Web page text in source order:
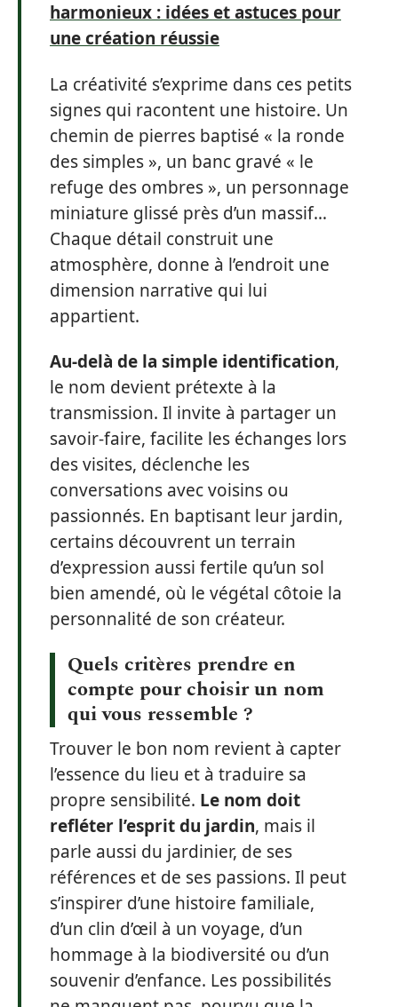
harmonieux : idées et astuces pour
une création réussie
La créativité s’exprime dans ces petits
signes qui racontent une histoire. Un
chemin de pierres baptisé « la ronde
des simples », un banc gravé « le
refuge des ombres », un personnage
miniature glissé près d’un massif…
Chaque détail construit une
atmosphère, donne à l’endroit une
dimension narrative qui lui
appartient.
Au-delà de la simple identification,
le nom devient prétexte à la
transmission. Il invite à partager un
savoir-faire, facilite les échanges lors
des visites, déclenche les
conversations avec voisins ou
passionnés. En baptisant leur jardin,
certains découvrent un terrain
d’expression aussi fertile qu’un sol
bien amendé, où le végétal côtoie la
personnalité de son créateur.
Quels critères prendre en
compte pour choisir un nom
qui vous ressemble ?
Trouver le bon nom revient à capter
l’essence du lieu et à traduire sa
propre sensibilité. Le nom doit
refléter l’esprit du jardin, mais il
parle aussi du jardinier, de ses
références et de ses passions. Il peut
s’inspirer d’une histoire familiale,
d’un clin d’œil à un voyage, d’un
hommage à la biodiversité ou d’un
souvenir d’enfance. Les possibilités